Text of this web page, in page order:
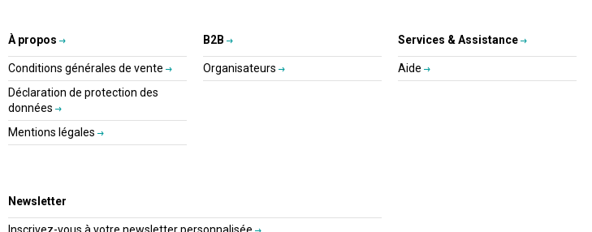
À propos
Conditions générales de vente
Déclaration de protection des
données
Mentions légales
B2B
Organisateurs
Services & Assistance
Aide
Newsletter